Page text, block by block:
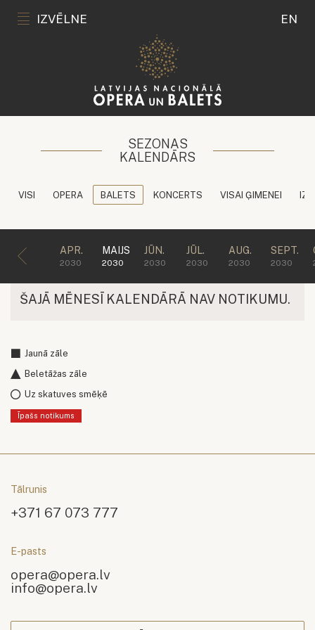
IZVĒLNE EN
SEZONAS
KALENDĀRS
VISI OPERA BALETS KONCERTS VISAI ĢIMENEI
APR.
2030
MAIJS
2030
JŪN.
2030
JŪL.
2030
AUG.
2030
SEPT.
2030
ŠAJĀ MĒNESĪ KALENDĀRĀ NAV NOTIKUMU.
Jaunā zāle
Beletāžas zāle
Uz skatuves smēķē
Īpašs notikums
Tālrunis
+371 67 073 777
E-pasts
opera@opera.lv
info@opera.lv